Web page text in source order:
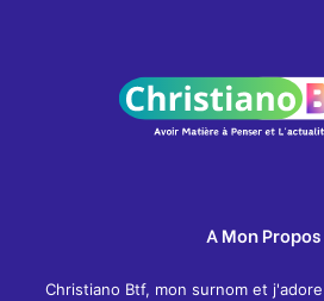
A Mon Propos
Christiano Btf, mon surnom et